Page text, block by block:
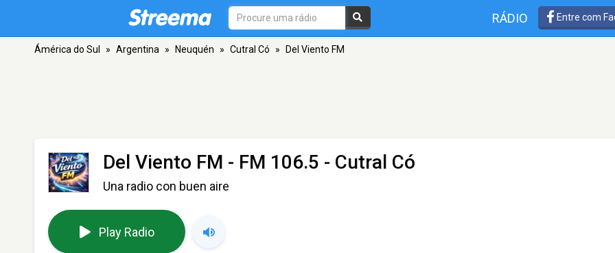
RÁDIO Entre com
Ámérica do Sul » Argentina » Neuquén » Cutral Có » Del Viento FM
Del Viento FM - FM 106.5 - Cutral Có
Una radio con buen aire
Play Radio